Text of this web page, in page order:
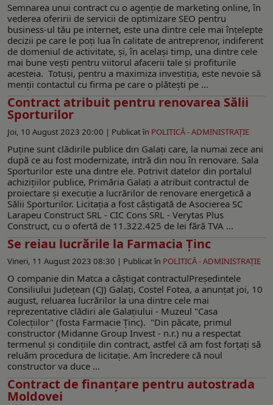
Semnarea unui contract cu o agenție de marketing online, în
vederea oferirii de servicii de optimizare SEO pentru
business-ul tău pe internet, este una dintre cele mai înțelepte
decizii pe care le poți lua în calitate de antreprenor, indiferent
de domeniul de activitate, și, în același timp, una dintre cele
mai bune vești pentru viitorul afacerii tale și profiturile
acesteia. Totuși, pentru a maximiza investiția, este nevoie să
menții contactul cu firma pe care o plătești pe ...
Contract atribuit pentru renovarea Sălii
Sporturilor
Joi, 10 August 2023 20:00 | Publicat în POLITICĂ - ADMINISTRAŢIE
Puține sunt clădirile publice din Galați care, la numai zece ani
după ce au fost modernizate, intră din nou în renovare. Sala
Sporturilor este una dintre ele. Potrivit datelor din portalul
achizițiilor publice, Primăria Galați a atribuit contractul de
proiectare și execuție a lucrărilor de renovare energetică a
Sălii Sporturilor. Licitația a fost câștigată de Asocierea SC
Larapeu Construct SRL - CIC Cons SRL - Verytas Plus
Construct, cu o ofertă de 11.322.425 de lei fără TVA ...
Se reiau lucrările la Farmacia Ținc
Vineri, 11 August 2023 08:30 | Publicat în POLITICĂ - ADMINISTRAŢIE
O companie din Matca a câștigat contractulPreședintele
Consiliului Județean (CJ) Galați, Costel Fotea, a anunțat joi, 10
august, reluarea lucrărilor la una dintre cele mai
reprezentative clădiri ale Galaţiului - Muzeul "Casa
Colecțiilor" (fosta Farmacie Ținc). "Din păcate, primul
constructor (Midanne Group Invest - n.r.) nu a respectat
termenul și condițiile din contract, astfel că am fost forțați să
reluăm procedura de licitație. Am încredere că noul
constructor va duce ...
Contract de finanțare pentru autostrada
Moldovei